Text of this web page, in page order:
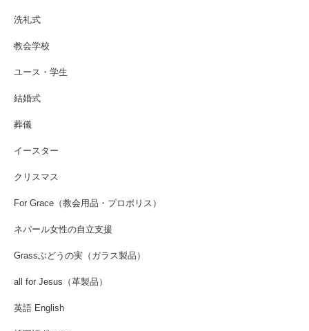
洗礼式
教会学校
ユース・学生
結婚式
葬儀
イースター
クリスマス
For Grace（教会用品・プロポリス）
ネパール女性の自立支援
Grassぶどうの実（ガラス製品）
all for Jesus（革製品）
英語 English